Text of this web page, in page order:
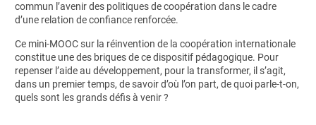
commun l’avenir des politiques de coopération dans le cadre
d’une relation de confiance renforcée.
Ce mini-MOOC sur la réinvention de la coopération internationale
constitue une des briques de ce dispositif pédagogique. Pour
repenser l’aide au développement, pour la transformer, il s’agit,
dans un premier temps, de savoir d’où l’on part, de quoi parle-t-on,
quels sont les grands défis à venir ?